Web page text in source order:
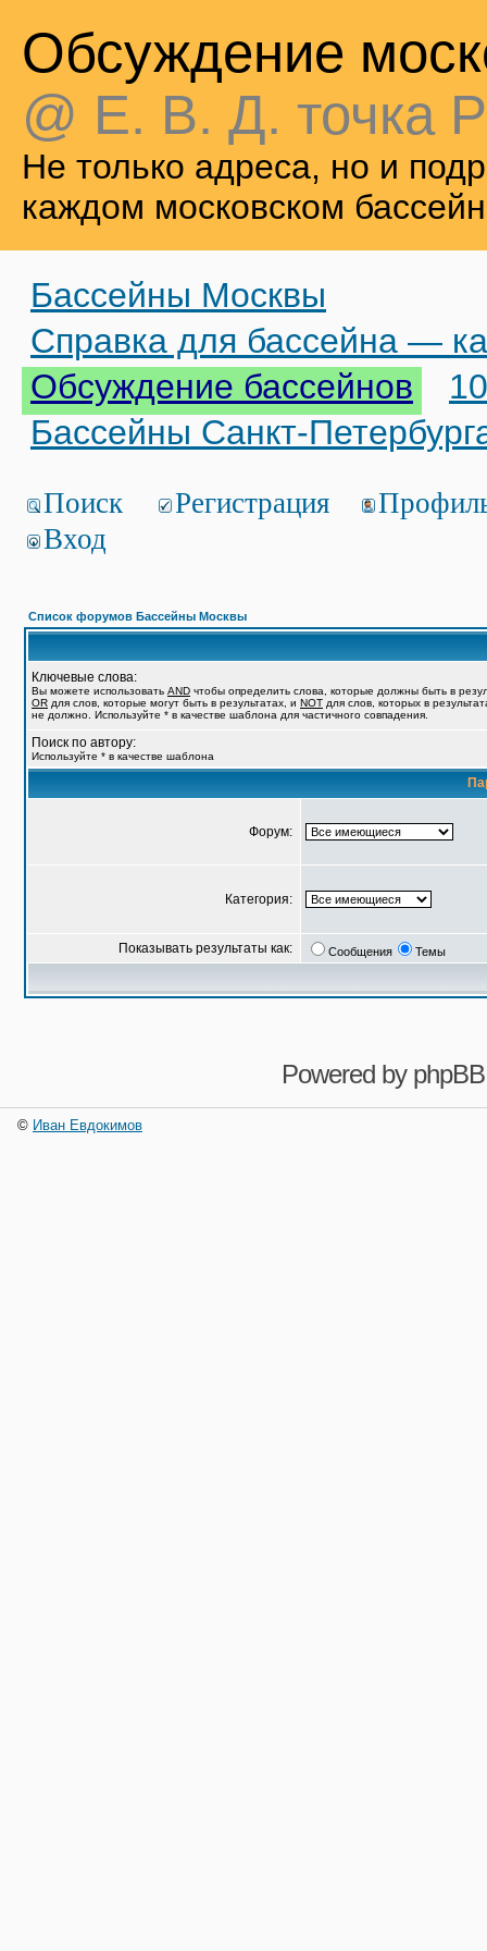
Обсуждение
@ Е. В. Д. точка
Не только адреса, но и
каждом московском
Бассейны Москвы
Справка для бассейна —
Обсуждение бассейнов
Бассейны Санкт-
Поиск Регистрация
Вход
Список форумов Бассейны Москвы
Ключевые слова:
Вы можете использовать AND чтобы определить слова, которые должны быть в
OR для слов, которые могут быть в результатах, и NOT для слов, которых в
не должно. Используйте * в качестве шаблона для частичного совпадения.
Поиск по автору:
Используйте * в качестве шаблона
Форум:
Категория:
Показывать результаты как: Сообщения Темы
Powered by phpBB
© Иван Евдокимов